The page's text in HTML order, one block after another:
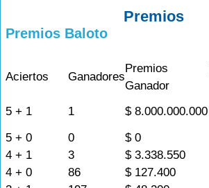
Premios
Premios Baloto
Aciertos Ganadores
Premios
Ganador
5 + 1 1 $ 8.000.000.000
5 + 0
0 $ 0
4 + 1
3 $ 3.338.550
4 + 0
86 $ 127.400